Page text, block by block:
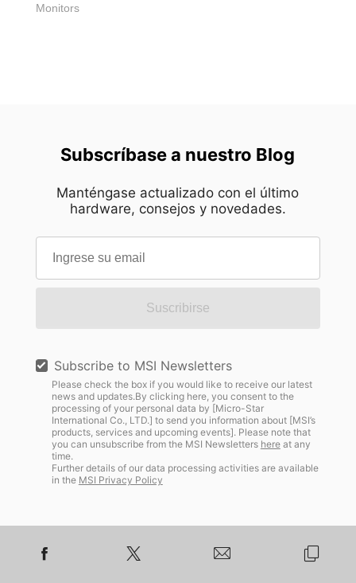
Monitors
Subscríbase a nuestro Blog
Manténgase actualizado con el último
hardware, consejos y novedades.
Suscribirse
Subscribe to MSI Newsletters
Please check the box if you would like to receive our latest
news and updates.By clicking here, you consent to the
processing of your personal data by [Micro-Star
International Co., LTD.] to send you information about [MSI’s
products, services and upcoming events]. Please note that
you can unsubscribe from the MSI Newsletters hereat any
time.
Further details of our data processing activities are available
in the MSI Privacy Policy